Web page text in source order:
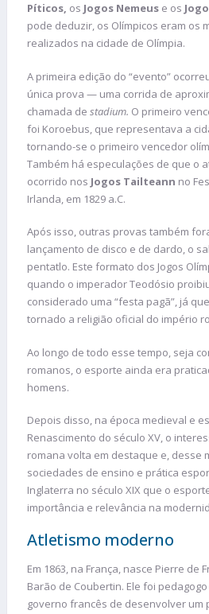
Píticos, os Jogos Nemeus e os
pode deduzir, os Olímpicos eram os
realizados na cidade de Olímpia.
A primeira edição do “evento”
única prova — uma corrida de
chamada de stadium. O primeiro
foi Koroebus, que representava a
tornando-se o primeiro vencedor
Também há especulações de que o
ocorrido nos Jogos Tailteann no
Irlanda, em 1829 a.C.
Após isso, outras provas também
lançamento de disco e de dardo, o
pentatlo. Este formato dos Jogos
quando o imperador Teodósio
considerado uma “festa pagã”, já
tornado a religião oficial do império
Ao longo de todo esse tempo, seja
romanos, o esporte ainda era
homens.
Depois disso, na época medieval e
Renascimento do século XV, o
romana volta em destaque e, desse
sociedades de ensino e prática
Inglaterra no século XIX que o
importância e relevância na
Atletismo moderno
Em 1863, na França, nasce Pierre de
Barão de Coubertin. Ele foi
governo francês de desenvolver um